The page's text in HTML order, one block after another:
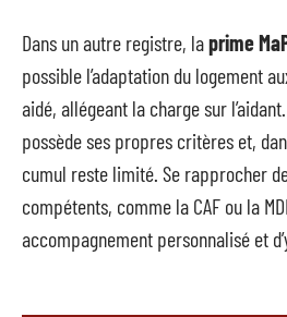
Dans un autre registre, laprime
possible l’adaptation du logement
aidé, allégeant la charge sur
possède ses propres critères et,
cumul reste limité. Se rapprocher
compétents, comme la CAF ou la
accompagnement personnalisé et